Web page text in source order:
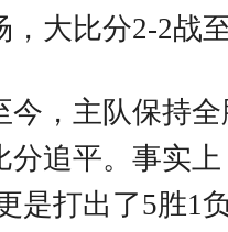
大比分2-2战
今，主队保持
追平。事实
是打出了5胜1